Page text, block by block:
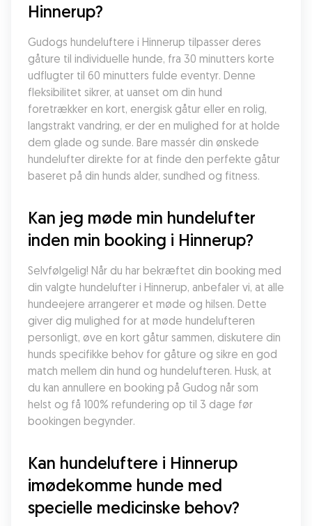
Hinnerup?
Gudogs hundeluftere i Hinnerup tilpasser deres
gåture til individuelle hunde, fra 30 minutters korte
udflugter til 60 minutters fulde eventyr. Denne
fleksibilitet sikrer, at uanset om din hund
foretrækker en kort, energisk gåtur eller en rolig,
langstrakt vandring, er der en mulighed for at holde
dem glade og sunde. Bare massér din ønskede
hundelufter direkte for at finde den perfekte gåtur
baseret på din hunds alder, sundhed og fitness.
Kan jeg møde min hundelufter
inden min booking i Hinnerup?
Selvfølgelig! Når du har bekræftet din booking med
din valgte hundelufter i Hinnerup, anbefaler vi, at alle
hundeejere arrangerer et møde og hilsen. Dette
giver dig mulighed for at møde hundelufteren
personligt, øve en kort gåtur sammen, diskutere din
hunds specifikke behov for gåture og sikre en god
match mellem din hund og hundelufteren. Husk, at
du kan annullere en booking på Gudog når som
helst og få 100% refundering op til 3 dage før
bookingen begynder.
Kan hundeluftere i Hinnerup
imødekomme hunde med
specielle medicinske behov?